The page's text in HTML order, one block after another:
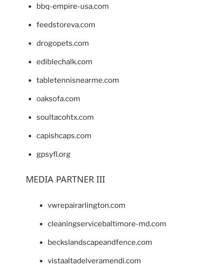
bbq-empire-usa.com
feedstoreva.com
drogopets.com
ediblechalk.com
tabletennisnearme.com
oaksofa.com
soultacohtx.com
capishcaps.com
gpsyfl.org
MEDIA PARTNER III
vwrepairarlington.com
cleaningservicebaltimore-md.com
beckslandscapeandfence.com
vistaaltadelveramendi.com